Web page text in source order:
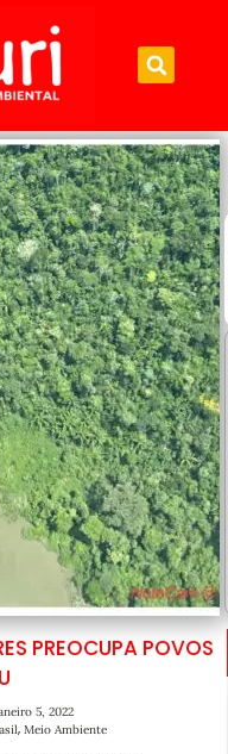
PREOCUPA POVOS
5, 2022
, Meio Ambiente